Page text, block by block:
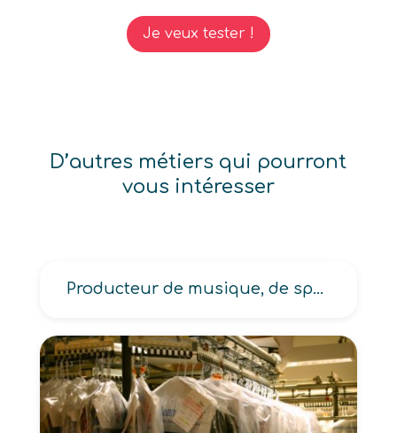
Je veux tester !
D’autres métiers qui pourront
vous intéresser
Producteur de musique, de spectacles